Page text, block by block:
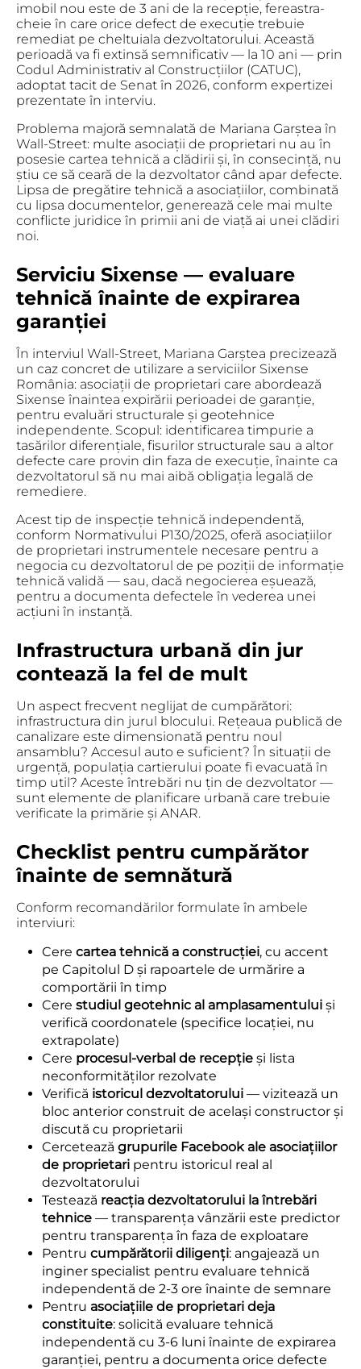
imobil nou este de 3 ani de la recepție, fereastra-
cheie în care orice defect de execuție trebuie
remediat pe cheltuiala dezvoltatorului. Această
perioadă va fi extinsă semnificativ — la 10 ani — prin
Codul Administrativ al Construcțiilor (CATUC),
adoptat tacit de Senat în 2026, conform expertizei
prezentate în interviu.
Problema majoră semnalată de Mariana Garștea în
Wall-Street: multe asociații de proprietari nu au în
posesie cartea tehnică a clădirii și, în consecință, nu
știu ce să ceară de la dezvoltator când apar defecte.
Lipsa de pregătire tehnică a asociațiilor, combinată
cu lipsa documentelor, generează cele mai multe
conflicte juridice în primii ani de viață ai unei clădiri
noi.
Serviciu Sixense — evaluare
tehnică înainte de expirarea
garanției
În interviul Wall-Street, Mariana Garștea precizează
un caz concret de utilizare a serviciilor Sixense
România: asociații de proprietari care abordează
Sixense înaintea expirării perioadei de garanție,
pentru evaluări structurale și geotehnice
independente. Scopul: identificarea timpurie a
tasărilor diferențiale, fisurilor structurale sau a altor
defecte care provin din faza de execuție, înainte ca
dezvoltatorul să nu mai aibă obligația legală de
remediere.
Acest tip de inspecție tehnică independentă,
conform Normativului P130/2025, oferă asociațiilor
de proprietari instrumentele necesare pentru a
negocia cu dezvoltatorul de pe poziții de informație
tehnică validă — sau, dacă negocierea eșuează,
pentru a documenta defectele în vederea unei
acțiuni în instanță.
Infrastructura urbană din jur
contează la fel de mult
Un aspect frecvent neglijat de cumpărători:
infrastructura din jurul blocului. Rețeaua publică de
canalizare este dimensionată pentru noul
ansamblu? Accesul auto e suficient? În situații de
urgență, populația cartierului poate fi evacuată în
timp util? Aceste întrebări nu țin de dezvoltator —
sunt elemente de planificare urbană care trebuie
verificate la primărie și ANAR.
Checklist pentru cumpărător
înainte de semnătură
Conform recomandărilor formulate în ambele
interviuri:
Cere cartea tehnică a construcției, cu accent
pe Capitolul D și rapoartele de urmărire a
comportării în timp
Cere studiul geotehnic al amplasamentului și
verifică coordonatele (specifice locației, nu
extrapolate)
Cere procesul-verbal de recepție și lista
neconformităților rezolvate
Verifică istoricul dezvoltatorului — vizitează un
bloc anterior construit de același constructor și
discută cu proprietarii
Cercetează grupurile Facebook ale asociațiilor
de proprietari pentru istoricul real al
dezvoltatorului
Testează reacția dezvoltatorului la întrebări
tehnice — transparența vânzării este predictor
pentru transparența în faza de exploatare
Pentru cumpărătorii diligenți: angajează un
inginer specialist pentru evaluare tehnică
independentă de 2-3 ore înainte de semnare
Pentru asociațiile de proprietari deja
constituite: solicită evaluare tehnică
independentă cu 3-6 luni înainte de expirarea
garanției, pentru a documenta orice defecte